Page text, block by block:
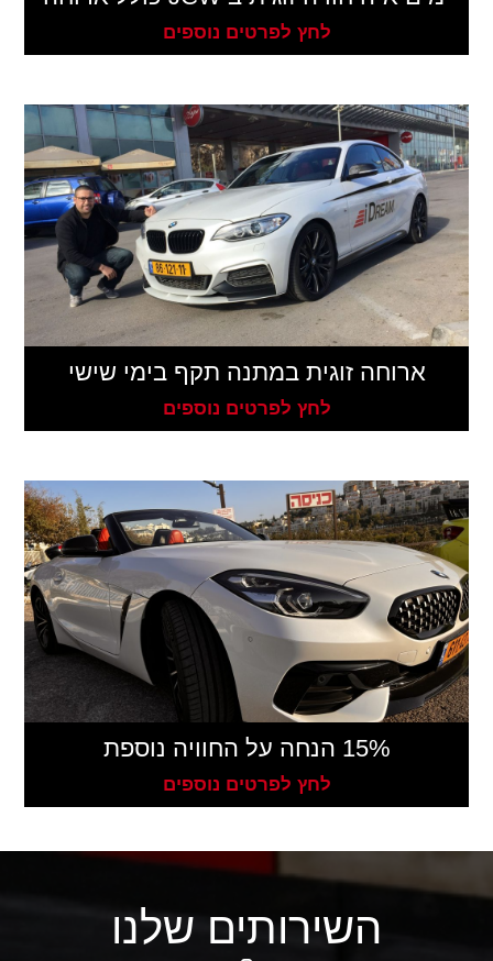
לחץ לפרטים נוספים
ארוחה זוגית במתנה תקף בימי שישי
לחץ לפרטים נוספים
15% הנחה על החוויה נוספת
לחץ לפרטים נוספים
השירותים שלנו